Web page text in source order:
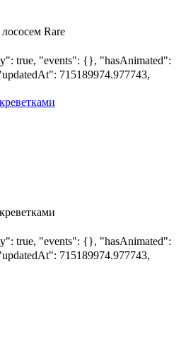
Rare
true, "events": {}, "hasAnimated":
715189974.977743,
true, "events": {}, "hasAnimated":
715189974.977743,